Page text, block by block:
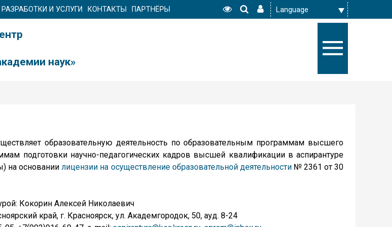
РАЗРАБОТКИ И УСЛУГИ КОНТАКТЫ ПАРТНЁРЫ
наук»
образовательную деятельность по образовательным программам высшего
подготовки научно-педагогических кадров высшей квалификации в аспирантуре
на основании лицензии на осуществление образовательной деятельности№ 2361 от 30
Кокорин Алексей Николаевич
край, г. Красноярск, ул. Академгородок, 50, ауд. 8-24